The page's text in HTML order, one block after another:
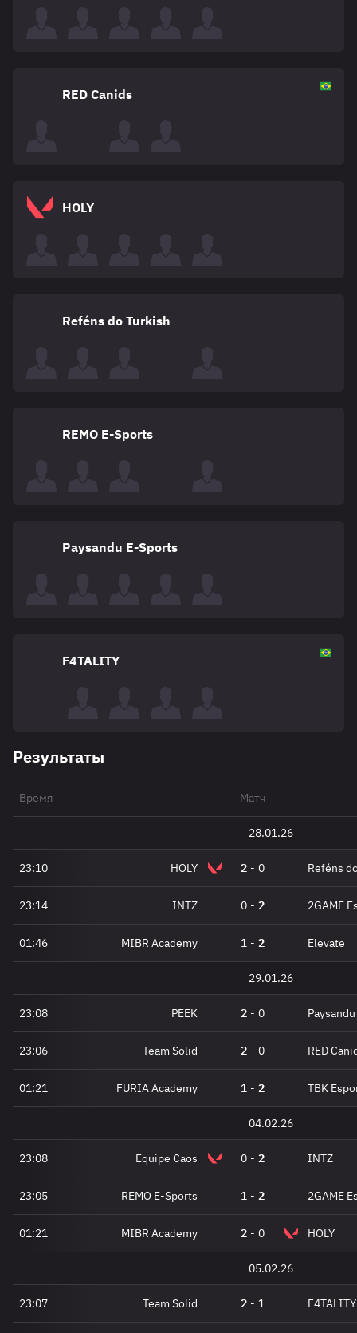
RED Canids
HOLY
Reféns do Turkish
REMO E-Sports
Paysandu E-Sports
F4TALITY
Результаты
Время Матч
28.01.26
23:10 HOLY 2 - 0 Reféns
23:14 INTZ 0 - 2 2GAME
01:46 MIBR Academy 1 - 2 Elevate
29.01.26
23:08 PEEK 2 - 0
23:06 Team Solid 2 - 0 RED
01:21 FURIA Academy 1 - 2 TBK
04.02.26
23:08 Equipe Caos 0 - 2 INTZ
23:05 REMO E-Sports 1 - 2 2GAME
01:21 MIBR Academy 2 - 0 HOLY
05.02.26
23:07 Team Solid 2 - 1 F4TALITY